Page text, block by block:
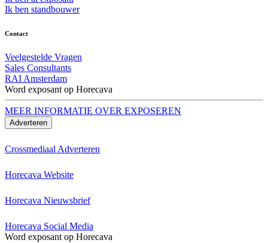
Ik ben standbouwer
Contact
Veelgestelde Vragen
Sales Consultants
RAI Amsterdam
Word exposant op Horecava
MEER INFORMATIE OVER EXPOSEREN
Adverteren
Crossmediaal Adverteren
Horecava Website
Horecava Nieuwsbrief
Horecava Social Media
Word exposant op Horecava